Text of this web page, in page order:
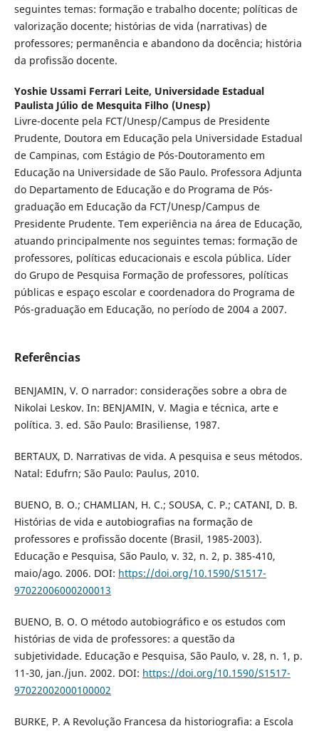
seguintes temas: formação e trabalho docente; políticas de
valorização docente; histórias de vida (narrativas) de
professores; permanência e abandono da docência; história
da profissão docente.
Yoshie Ussami Ferrari Leite, Universidade Estadual
Paulista Júlio de Mesquita Filho (Unesp)
Livre-docente pela FCT/Unesp/Campus de Presidente
Prudente, Doutora em Educação pela Universidade Estadual
de Campinas, com Estágio de Pós-Doutoramento em
Educação na Universidade de São Paulo. Professora Adjunta
do Departamento de Educação e do Programa de Pós-
graduação em Educação da FCT/Unesp/Campus de
Presidente Prudente. Tem experiência na área de Educação,
atuando principalmente nos seguintes temas: formação de
professores, políticas educacionais e escola pública. Líder
do Grupo de Pesquisa Formação de professores, políticas
públicas e espaço escolar e coordenadora do Programa de
Pós-graduação em Educação, no período de 2004 a 2007.
Referências
BENJAMIN, V. O narrador: considerações sobre a obra de
Nikolai Leskov. In: BENJAMIN, V. Magia e técnica, arte e
política. 3. ed. São Paulo: Brasiliense, 1987.
BERTAUX, D. Narrativas de vida. A pesquisa e seus métodos.
Natal: Edufrn; São Paulo: Paulus, 2010.
BUENO, B. O.; CHAMLIAN, H. C.; SOUSA, C. P.; CATANI, D. B.
Histórias de vida e autobiografias na formação de
professores e profissão docente (Brasil, 1985-2003).
Educação e Pesquisa, São Paulo, v. 32, n. 2, p. 385-410,
maio/ago. 2006. DOI: https://doi.org/10.1590/S1517-
97022006000200013
BUENO, B. O. O método autobiográfico e os estudos com
histórias de vida de professores: a questão da
subjetividade. Educação e Pesquisa, São Paulo, v. 28, n. 1, p.
11-30, jan./jun. 2002. DOI: https://doi.org/10.1590/S1517-
97022002000100002
BURKE, P. A Revolução Francesa da historiografia: a Escola